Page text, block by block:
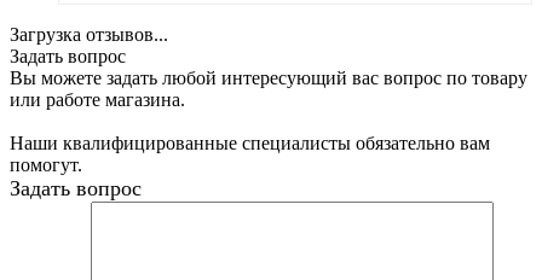
Загрузка отзывов...
Задать вопрос
Вы можете задать любой интересующий вас вопрос по товару
или работе магазина.
Наши квалифицированные специалисты обязательно вам
помогут.
Задать вопрос